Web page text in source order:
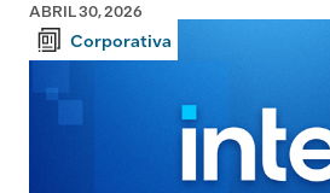
ABRIL 30, 2026
Corporativa